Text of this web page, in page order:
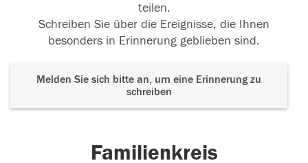
teilen.
Schreiben Sie über die Ereignisse, die Ihnen
besonders in Erinnerung geblieben sind.
Melden Sie sich bitte an, um eine Erinnerung zu
schreiben
Familienkreis